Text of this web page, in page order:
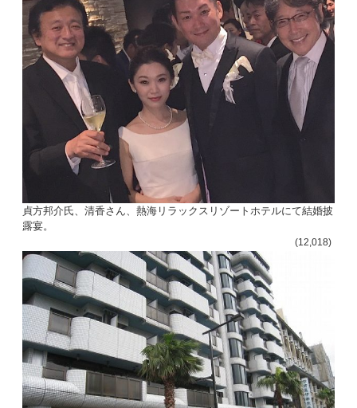
貞方邦介氏、清香さん、熱海リラックスリゾートホテルにて結婚披
露宴。
(12,018)